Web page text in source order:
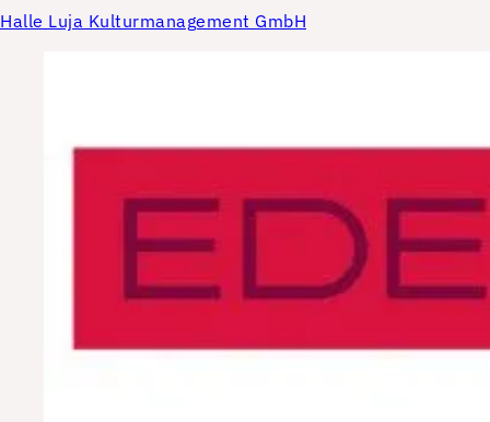
Halle Luja Kulturmanagement GmbH